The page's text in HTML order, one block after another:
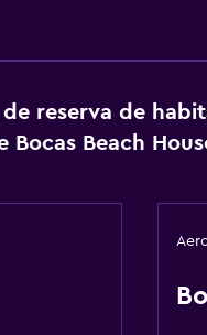
reserva de
Bocas Beach